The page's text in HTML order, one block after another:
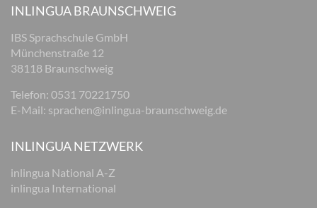
INLINGUA BRAUNSCHWEIG
IBS Sprachschule GmbH
Münchenstraße 12
38118 Braunschweig
Telefon: 0531 70221750
E-Mail: sprachen@inlingua-braunschweig.de
INLINGUA NETZWERK
inlingua National A-Z
inlingua International